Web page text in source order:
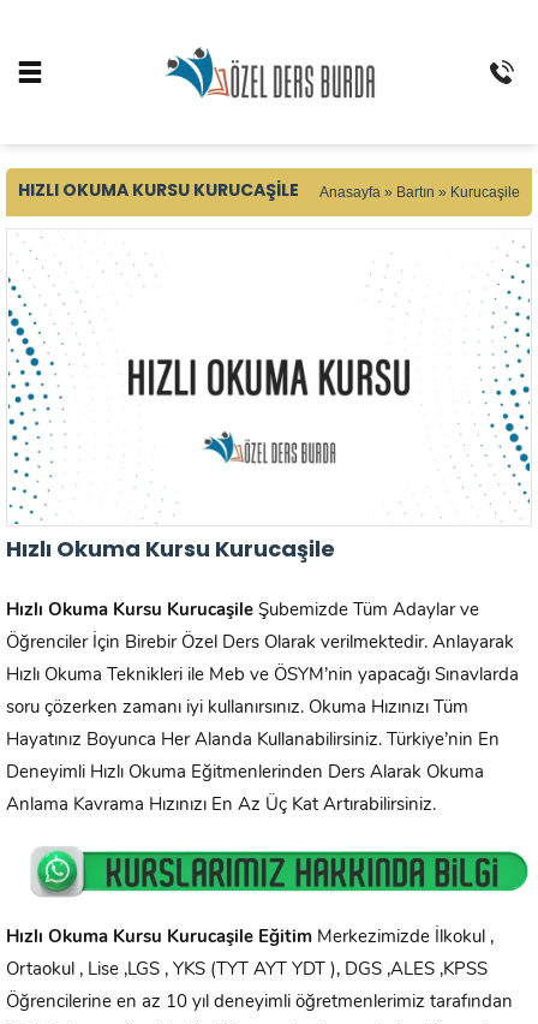
HIZLI OKUMA KURSU KURUCAŞILE Anasayfa » Bartın » Kurucaşile
Hızlı Okuma Kursu Kurucaşile
Hızlı Okuma Kursu Kurucaşile Şubemizde Tüm Adaylar ve
Öğrenciler İçin Birebir Özel Ders Olarak verilmektedir. Anlayarak
Hızlı Okuma Teknikleri ile Meb ve ÖSYM’nin yapacağı Sınavlarda
soru çözerken zamanı iyi kullanırsınız. Okuma Hızınızı Tüm
Hayatınız Boyunca Her Alanda Kullanabilirsiniz. Türkiye’nin En
Deneyimli Hızlı Okuma Eğitmenlerinden Ders Alarak Okuma
Anlama Kavrama Hızınızı En Az Üç Kat Artırabilirsiniz.
Hızlı Okuma Kursu Kurucaşile Eğitim Merkezimizde İlkokul ,
Ortaokul , Lise ,LGS , YKS (TYT AYT YDT ), DGS ,ALES ,KPSS
Öğrencilerine en az 10 yıl deneyimli öğretmenlerimiz tarafından